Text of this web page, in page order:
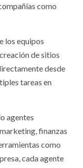
como
los equipos
de sitios
desde
tareas en
agentes
finanzas
como
cada agente